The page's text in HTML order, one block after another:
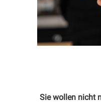
Sie wollen nicht